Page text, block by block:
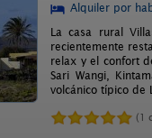
Alquiler por
La casa rural
recientemente
relax y el confort
Sari Wangi,
volcánico típico de
(1